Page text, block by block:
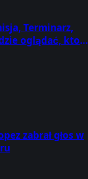
Terminarz,
oglądać, kto
zabrał głos w